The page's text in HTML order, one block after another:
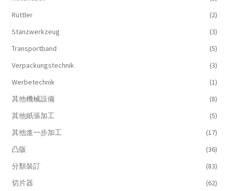
Rüttler
(2)
Stanzwerkzeug
(3)
Transportband
(5)
Verpackungstechnik
(3)
Werbetechnik
(1)
其他機械設備
(8)
其他紙張加工
(5)
其他進一步加工
(17)
凸版
(36)
分類裝訂
(83)
切片器
(62)